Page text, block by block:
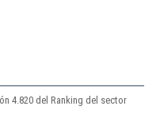
4.820 del Ranking del sector